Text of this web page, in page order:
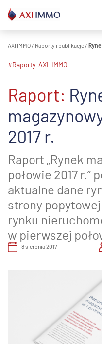
do
treści
AXI IMMO / Raporty i publikacje /
#raporty-AXI-IMMO
Raport:
2017 r.
Raport „Rynek
połowie 2017 r.”
aktualne dane
strony
rynku
w pierwszej
8 sierpnia 2017